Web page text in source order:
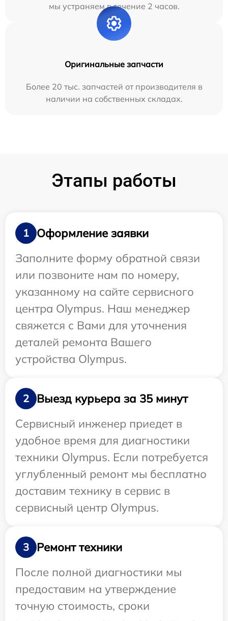
мы устраняем в течение 2 часов.
Оригинальные запчасти
Более 20 тыс. запчастей от производителя в
наличии на собственных складах.
Этапы работы
1
Оформление заявки
Заполните форму обратной связи
или позвоните нам по номеру,
указанному на сайте сервисного
центра Olympus. Наш менеджер
свяжется с Вами для уточнения
деталей ремонта Вашего
устройства Olympus.
2
Выезд курьера за 35 минут
Сервисный инженер приедет в
удобное время для диагностики
техники Olympus. Если потребуется
углубленный ремонт мы бесплатно
доставим технику в сервис в
сервисный центр Olympus.
3
Ремонт техники
После полной диагностики мы
предоставим на утверждение
точную стоимость, сроки